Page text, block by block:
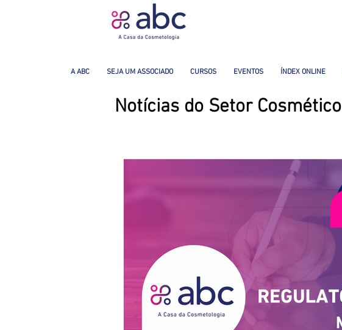
A ABC SEJA UM ASSOCIADO CURSOS EVENTOS ÍNDEX ONLINE
Notícias do Setor Cosmético